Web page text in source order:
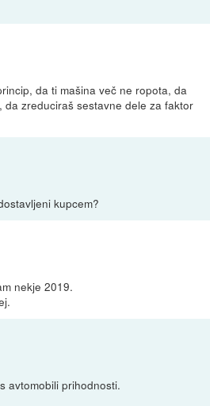
da ti mašina več ne ropota, da
da zreduciraš sestavne dele za faktor
kupcem?
nekje 2019.
avtomobili prihodnosti.